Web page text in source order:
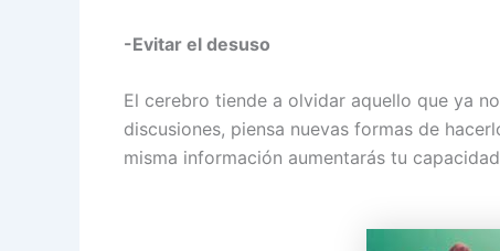
-Evitar el desuso
El cerebro tiende a olvidar aquello que ya
discusiones, piensa nuevas formas de
misma información aumentarás tu